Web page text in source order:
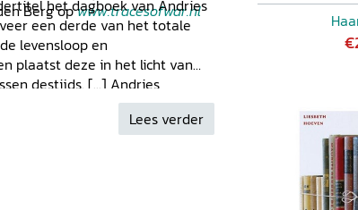
Berg opwww.tracesofwar.nl
het dagboek van Andries
een derde van het totale
levensloop en
plaatst deze in het licht van
destijds. [...] Andries
een geëngageerd en
en een scherpe,
dagboeken uit de Tweede
is beschouwend en
Lees verder